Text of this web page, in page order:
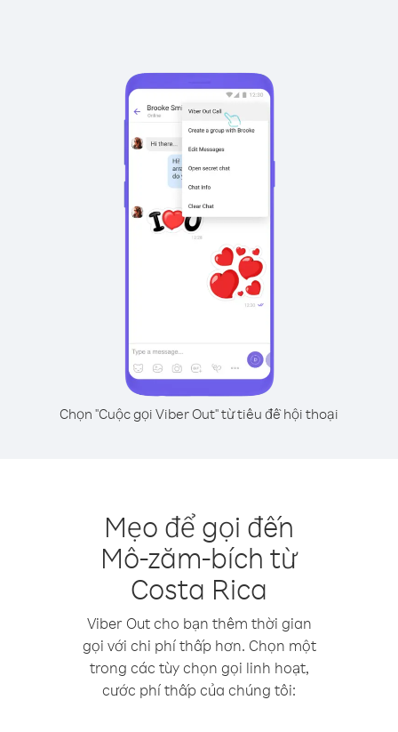
Chọn "Cuộc gọi Viber Out" từ tiêu đề hội thoại
Mẹo để gọi đến
Mô-zăm-bích từ
Costa Rica
Viber Out cho bạn thêm thời gian
gọi với chi phí thấp hơn. Chọn một
trong các tùy chọn gọi linh hoạt,
cước phí thấp của chúng tôi: